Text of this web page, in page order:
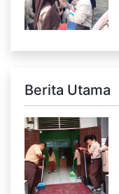
Berita Utama